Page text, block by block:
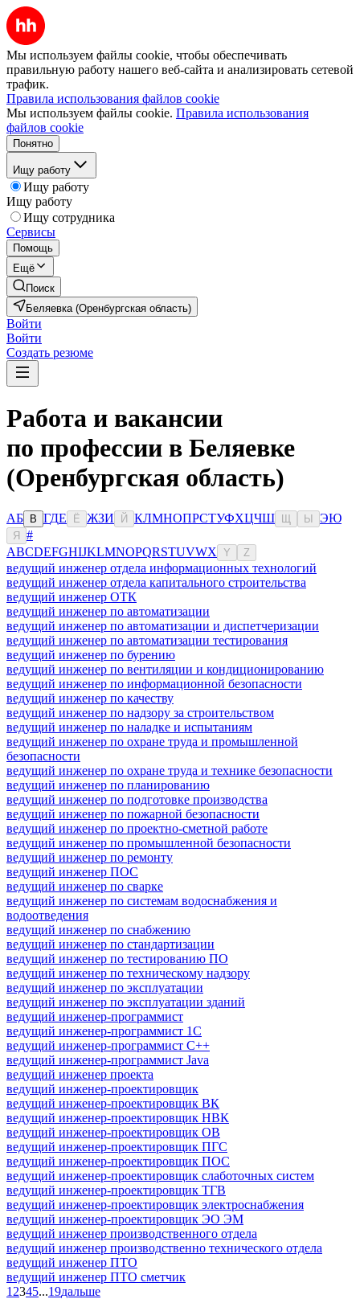
Мы используем файлы cookie, чтобы обеспечивать
правильную работу нашего веб-сайта и анализировать сетевой
трафик.
Правила использования файлов cookie
Мы используем файлы cookie. Правила использования
файлов cookie
Понятно
Ищу работу
Ищу работу
Ищу работу
Ищу сотрудника
Сервисы
Помощь
Ещё
Поиск
Беляевка (Оренбургская область)
Войти
Войти
Создать резюме
Работа и вакансии
по профессии в Беляевке
(Оренбургская область)
АБ В ГДЕ Ё ЖЗИ Й КЛМНОПРСТУФХЦЧШ Ы ЭЮ
Я
#
ABCDEFGHIJKLMNOPQRSTUVWX Y Z
ведущий инженер отдела информационных технологий
ведущий инженер отдела капитального строительства
ведущий инженер ОТК
ведущий инженер по автоматизации
ведущий инженер по автоматизации и диспетчеризации
ведущий инженер по автоматизации тестирования
ведущий инженер по бурению
ведущий инженер по вентиляции и кондиционированию
ведущий инженер по информационной безопасности
ведущий инженер по качеству
ведущий инженер по надзору за строительством
ведущий инженер по наладке и испытаниям
ведущий инженер по охране труда и промышленной
безопасности
ведущий инженер по охране труда и технике безопасности
ведущий инженер по планированию
ведущий инженер по подготовке производства
ведущий инженер по пожарной безопасности
ведущий инженер по проектно-сметной работе
ведущий инженер по промышленной безопасности
ведущий инженер по ремонту
ведущий инженер ПОС
ведущий инженер по сварке
ведущий инженер по системам водоснабжения и
водоотведения
ведущий инженер по снабжению
ведущий инженер по стандартизации
ведущий инженер по тестированию ПО
ведущий инженер по техническому надзору
ведущий инженер по эксплуатации
ведущий инженер по эксплуатации зданий
ведущий инженер-программист
ведущий инженер-программист 1С
ведущий инженер-программист C++
ведущий инженер-программист Java
ведущий инженер проекта
ведущий инженер-проектировщик
ведущий инженер-проектировщик ВК
ведущий инженер-проектировщик НВК
ведущий инженер-проектировщик ОВ
ведущий инженер-проектировщик ПГС
ведущий инженер-проектировщик ПОС
ведущий инженер-проектировщик слаботочных систем
ведущий инженер-проектировщик ТГВ
ведущий инженер-проектировщик электроснабжения
ведущий инженер-проектировщик ЭО ЭМ
ведущий инженер производственного отдела
ведущий инженер производственно технического отдела
ведущий инженер ПТО
ведущий инженер ПТО сметчик
1 2345...19дальше